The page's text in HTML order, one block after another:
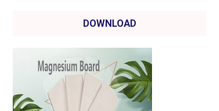
DOWNLOAD